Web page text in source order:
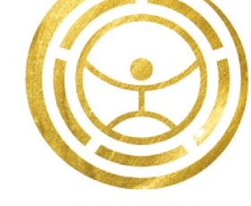
Le Feng Shui vu par Pierre et
Dorothée Thirault
3 encouragements proposés à
L'Institut Thirault
Polarité du granit et attraction
terrestre
La coudée sacrée
Leur rencontre avec l'Institut
Thirault
Contact